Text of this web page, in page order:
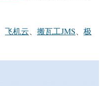
飞机云 搬瓦工JMS
极